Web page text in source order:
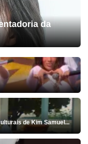
da
de Kim Samuel...